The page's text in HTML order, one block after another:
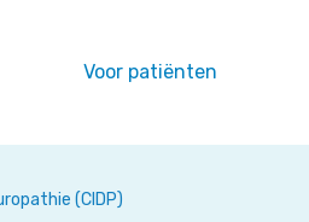
Voor patiënten
(CIDP)